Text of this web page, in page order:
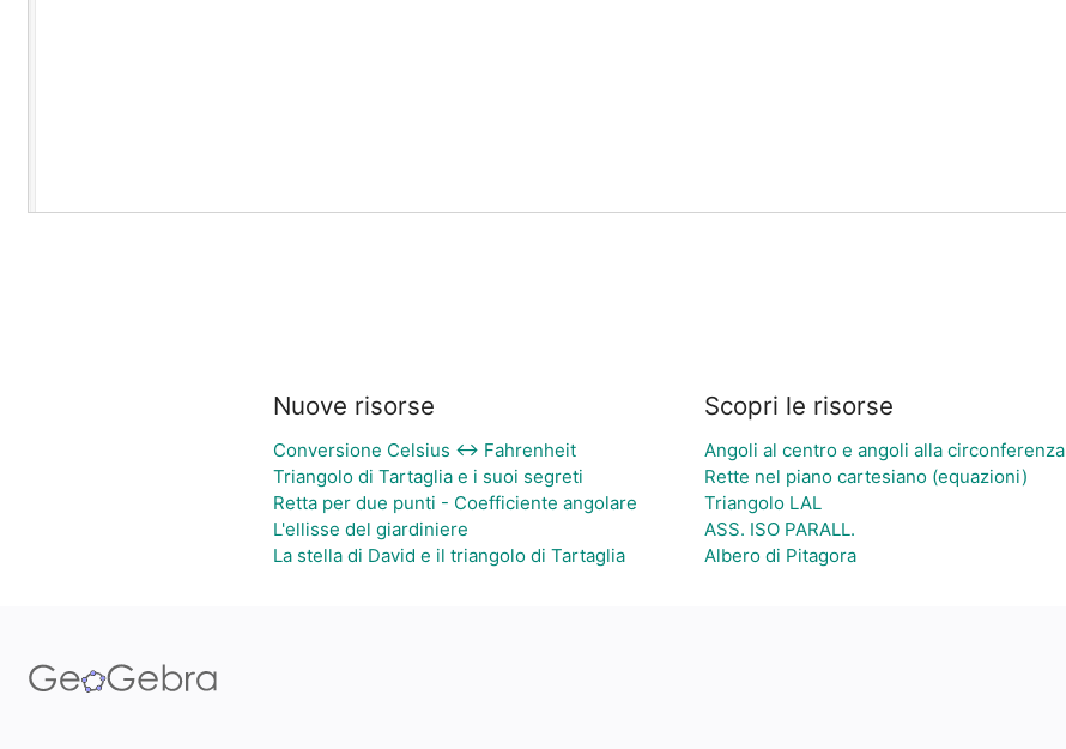
Nuove risorse
Conversione Celsius ↔ Fahrenheit
Triangolo di Tartaglia e i suoi segreti
Retta per due punti - Coefficiente angolare
L'ellisse del giardiniere
La stella di David e il triangolo di Tartaglia
Scopri le risorse
Angoli al centro e angoli alla circonferenza
Rette nel piano cartesiano (equazioni)
Triangolo LAL
ASS. ISO PARALL.
Albero di Pitagora